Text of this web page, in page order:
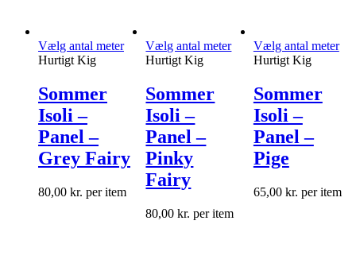
Vælg antal meter
Hurtigt Kig
Sommer
Isoli –
Panel –
Grey Fairy
80,00 kr. per item
Vælg antal meter
Hurtigt Kig
Sommer
Isoli –
Panel –
Pinky
Fairy
80,00kr. per item
Vælg antal meter
Hurtigt Kig
Sommer
Isoli –
Panel –
Pige
65,00 kr. per item